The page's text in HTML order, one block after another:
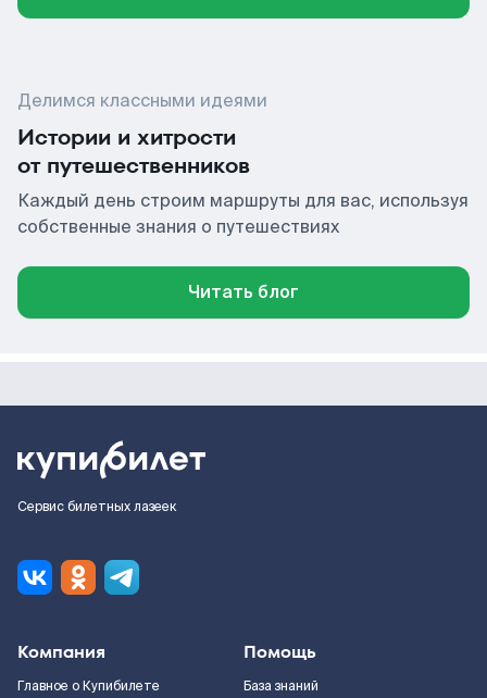
Делимся классными идеями
Истории и хитрости
от путешественников
Каждый день строим маршруты для вас, используя
собственные знания о путешествиях
Читать блог
Сервис билетных лазеек
Компания
Главное о Купибилете
Помощь
База знаний